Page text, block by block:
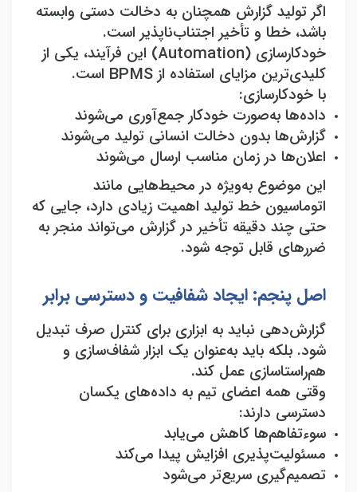
اگر تولید گزارش همچنان به دخالت دستی وابسته
باشد، خطا و تأخیر اجتناب‌ناپذیر است.
خودکارسازی (Automation)
این فرآیند، یکی از
کلیدی‌ترین مزایای استفاده ازBPMS است.
با خودکارسازی:
داده‌ها به‌صورت خودکار جمع‌آوری می‌شوند
گزارش‌ها بدون دخالت انسانی تولید می‌شوند
اعلان‌ها در زمان مناسب ارسال می‌شوند
این موضوع به‌ویژه در محیط‌هایی مانند
اتوماسیون خط تولید اهمیت زیادی دارد، جایی که
حتی چند دقیقه تأخیر در گزارش می‌تواند منجر به
ضررهای قابل توجه شود.
اصل پنجم: ایجاد شفافیت و دسترسی برابر
گزارش‌دهی نباید به ابزاری برای کنترل صرف تبدیل
شود. بلکه باید به‌عنوان یک ابزار شفاف‌سازی و
هم‌راستاسازی عمل کند.
وقتی همه اعضای تیم به داده‌های یکسان
دسترسی دارند:
سوءتفاهم‌ها کاهش می‌یابد
مسئولیت‌پذیری افزایش پیدا می‌کند
تصمیم‌گیری سریع‌تر می‌شود